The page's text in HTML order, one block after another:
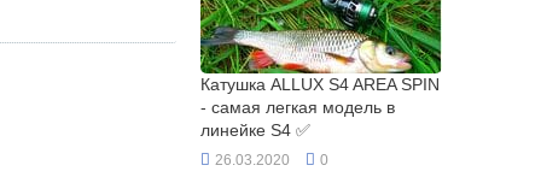
Катушка ALLUX S4 AREA SPIN
- самая легкая модель в
линейке S4 ✅
26.03.2020 0